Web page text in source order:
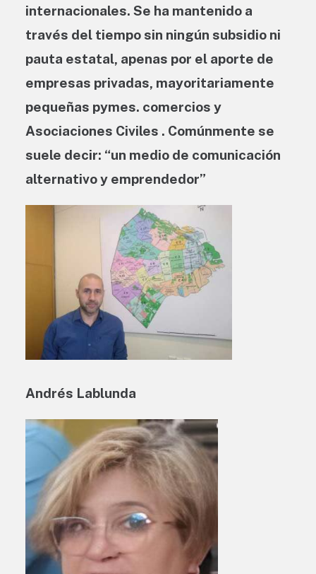
internacionales. Se ha mantenido a
través del tiempo sin ningún subsidio ni
pauta estatal, apenas por el aporte de
empresas privadas, mayoritariamente
pequeñas pymes. comercios y
Asociaciones Civiles . Comúnmente se
suele decir: “un medio de comunicación
alternativo y emprendedor”
Andrés Lablunda